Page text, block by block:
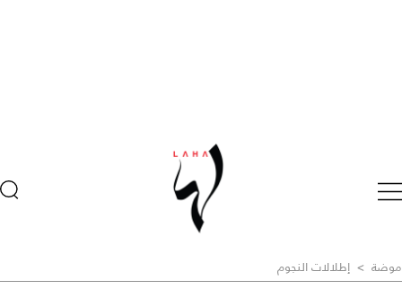
موضة > إطلالات النجوم